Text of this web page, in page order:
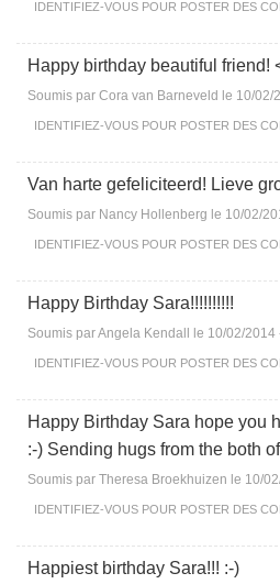
IDENTIFIEZ-VOUSPOUR POSTER DES
Happy birthday beautiful friend!
Soumis par Cora van Barneveld le 10/02/
IDENTIFIEZ-VOUSPOUR POSTER DES
Van harte gefeliciteerd! Lieve
Soumis par Nancy Hollenberg le 10/02/
IDENTIFIEZ-VOUSPOUR POSTER DES
Happy Birthday Sara!!!!!!!!!!
Soumis parAngela Kendall le 10/02/2014
IDENTIFIEZ-VOUSPOUR POSTER DES
Happy Birthday Sara hope you
:-) Sending hugs from the both
Soumis par Theresa Broekhuizen le 10/
IDENTIFIEZ-VOUSPOUR POSTER DES
Happiest birthday Sara!!! :-)